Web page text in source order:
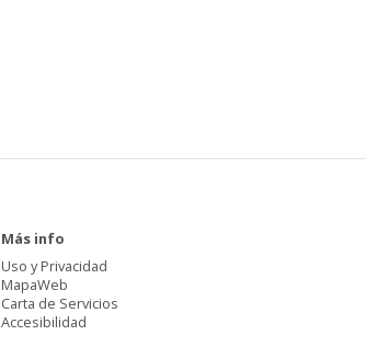
Más info
Uso y Privacidad
MapaWeb
Carta de Servicios
Accesibilidad